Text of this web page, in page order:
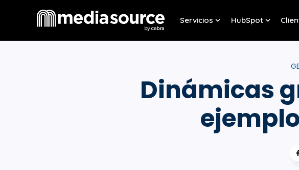
Servicios
Show submenu for
HubSpot
Show
Dinámicas